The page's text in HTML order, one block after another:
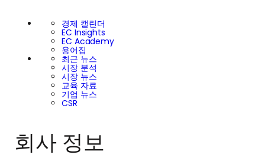
경제 캘린더
EC Insights
EC Academy
용어집
최근 뉴스
시장 분석
시장 뉴스
교육 자료
기업 뉴스
CSR
회사 정보